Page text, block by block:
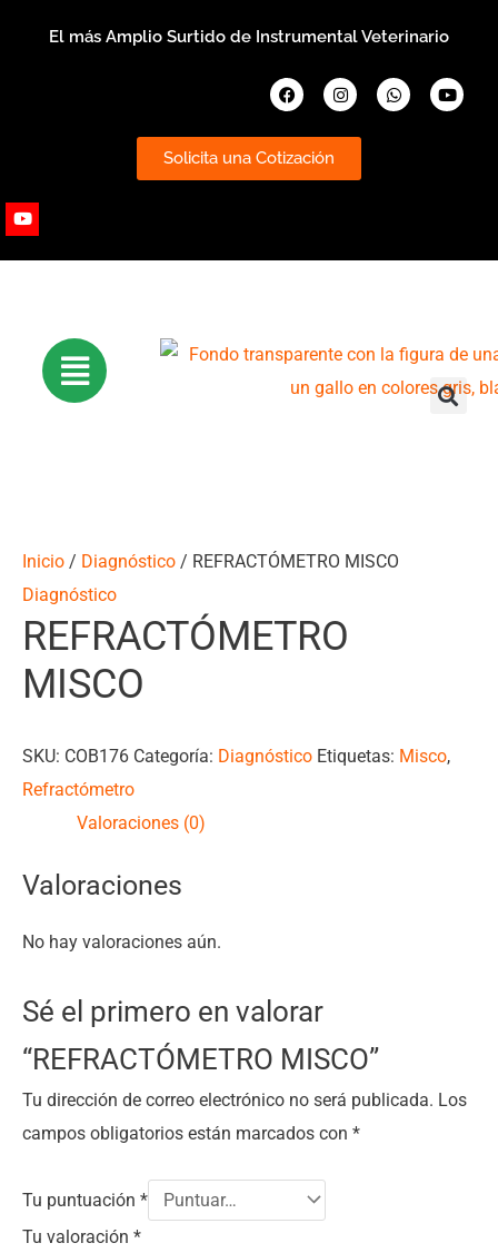
El más Amplio Surtido de Instrumental Veterinario
FacebookInstagramWhatsapp
Solicita una Cotización
Youtube
Inicio / Diagnóstico / REFRACTÓMETRO MISCO
Diagnóstico
REFRACTÓMETRO
MISCO
SKU: COB176 Categoría: Diagnóstico Etiquetas: Misco,
Refractómetro
Valoraciones (0)
Valoraciones
No hay valoraciones aún.
Sé el primero en valorar
“REFRACTÓMETRO MISCO”
Tu dirección de correo electrónico no será publicada. Los
campos obligatorios están marcados con *
Tu puntuación *
Tu valoración *